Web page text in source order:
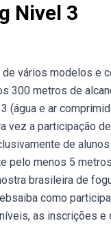
Nivel 3
vários modelos e
300 metros de
(água e ar
vez a participação
de
pelo menos 5
brasileira de
como
as inscrições